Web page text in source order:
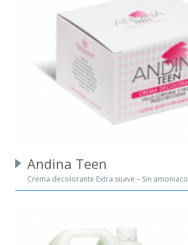
Andina Teen
Crema decolorante Extra suave – Sin amoniaco